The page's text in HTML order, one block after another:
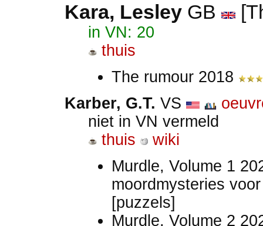
Kara, Lesley GB
in VN: 20
thuis
The rumour 2018
Karber, G.T. VS
niet in VN vermeld
thuis
wiki
Murdle, Volume 1
moordmysteries
[puzzels]
Murdle, Volume 2